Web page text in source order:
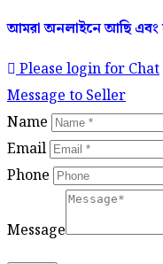
আমরা অনলাইনে আছি এবং
Please login for Chat
Message to Seller
Name
Email
Phone
Message